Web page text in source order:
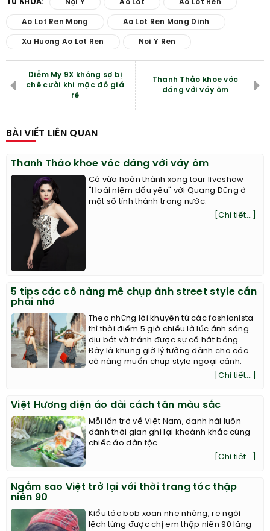
Nội Y Ao Lot Ao Lot Ren
Ao Lot Ren Mong Ao Lot Ren Mong Dinh
Xu Huong Ao Lot Ren Noi Y Ren
Diễm My 9X không sợ bị
chê cười khi mặc đồ giá
rẻ
Thanh Thảo khoe vóc
dáng với váy ôm
BÀI VIẾT LIÊN QUAN
Thanh Thảo khoe vóc dáng với váy ôm
Cô vừa hoàn thành xong tour liveshow
"Hoài niệm dấu yêu" với Quang Dũng ở
một số tỉnh thành trong nước.
[Chi tiết...]
5 tips các cô nàng mê chụp ảnh street style cần
phải nhớ
Theo những lời khuyên từ các fashionista
thì thời điểm 5 giờ chiều là lúc ánh sáng
dịu bớt và tránh được sự cố hắt bóng.
Đây là khung giờ lý tưởng dành cho các
cô nàng muốn chụp style ngoại cảnh.
[Chi tiết...]
Việt Hương diện áo dài cách tân màu sắc
Mỗi lần trở về Việt Nam, danh hài luôn
dành thời gian ghi lại khoảnh khắc cùng
chiếc áo dân tộc.
[Chi tiết...]
Ngắm sao Việt trở lại với thời trang tóc thập
niên 90
Kiểu tóc bob xoăn nhẹ nhàng, rẽ ngôi
lệch từng được chị em thập niên 90 lăng